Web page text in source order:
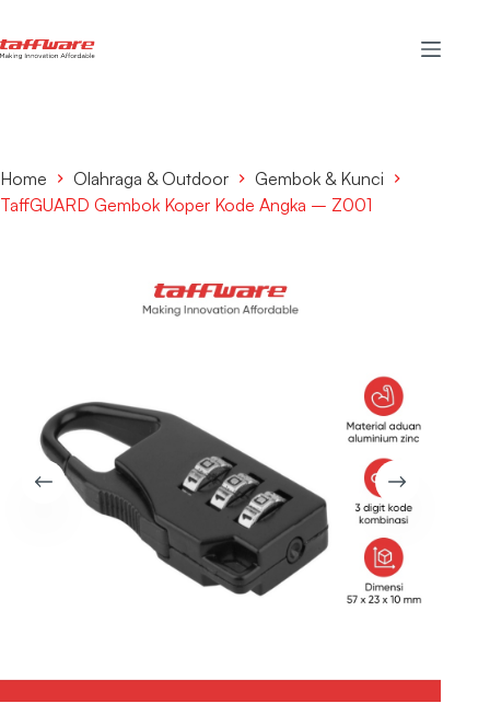
Home Olahraga & Outdoor
Gembok & Kunci
TaffGUARD Gembok Koper Kode Angka – Z001